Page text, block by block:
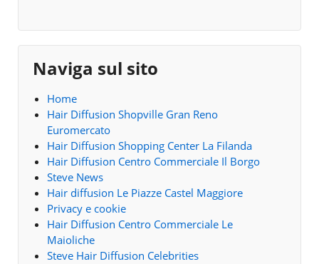
Naviga sul sito
Home
Hair Diffusion Shopville Gran Reno
Euromercato
Hair Diffusion Shopping Center La Filanda
Hair Diffusion Centro Commerciale Il Borgo
Steve News
Hair diffusion Le Piazze Castel Maggiore
Privacy e cookie
Hair Diffusion Centro Commerciale Le
Maioliche
Steve Hair Diffusion Celebrities